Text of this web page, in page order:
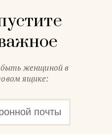
быть женщиной в
ящике: